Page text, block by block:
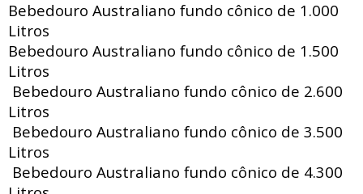
Bebedouro Australiano fundo cônico de 1.000
Litros
Bebedouro Australiano fundo cônico de 1.500
Litros
Bebedouro Australiano fundo cônico de 2.600
Litros
Bebedouro Australiano fundo cônico de 3.500
Litros
Bebedouro Australiano fundo cônico de 4.300